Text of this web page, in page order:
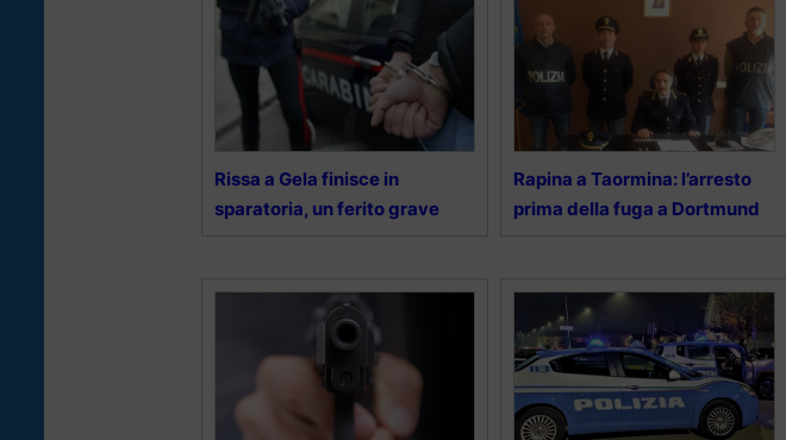
Rissa a Gela finisce in
sparatoria, un ferito grave
Rapina a Taormina: l’arresto
prima della fuga a Dortmund